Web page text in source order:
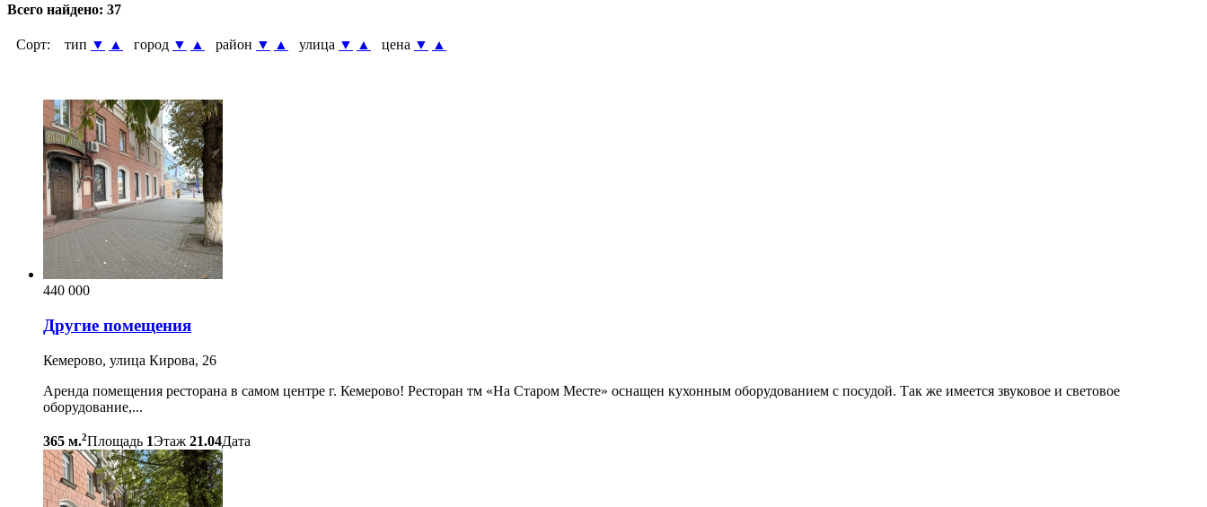
Всего найдено: 37
Сорт: тип ▼ ▲ город ▼ ▲ район ▼ ▲ улица ▼ ▲ цена ▼ ▲
440 000
Другие помещения
Кемерово, улица Кирова, 26
Аренда помещения ресторана в самом центре г. Кемерово! Ресторан тм «На Старом Месте» оснащен кухонным оборудованием с посудой. Так же имеется звуковое и световое
оборудование,...
365 м.2Площадь 1Этаж 21.04Дата